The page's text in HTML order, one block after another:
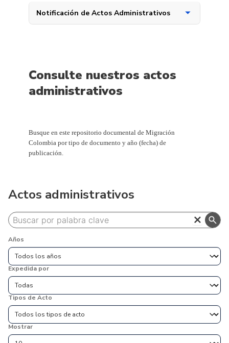
Notificación de Actos Administrativos
Consulte nuestros actos
administrativos
Busque en este repositorio documental de Migración
Colombia por tipo de documento y año (fecha) de
publicación.
Actos administrativos
close search
Años
Expedida por
Tipos de Acto
Mostrar